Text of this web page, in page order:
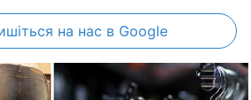
на нас в Google